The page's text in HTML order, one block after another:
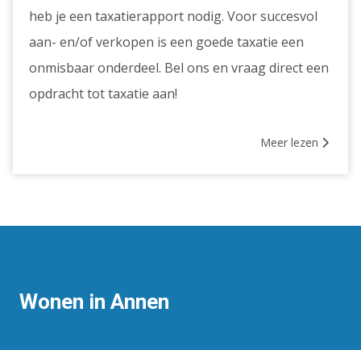
heb je een taxatierapport nodig. Voor succesvol
aan- en/of verkopen is een goede taxatie een
onmisbaar onderdeel. Bel ons en vraag direct een
opdracht tot taxatie aan!
Meer lezen
Wonen in Annen